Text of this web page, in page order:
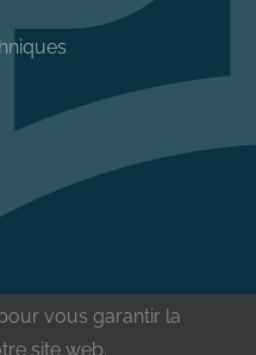
vous garantir la
site web.